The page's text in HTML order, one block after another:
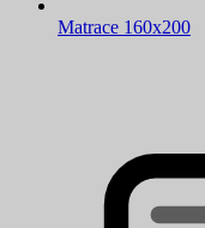
Matrace 160x200